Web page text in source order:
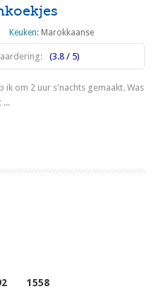
Keuken: Marokkaanse
(3.8 / 5)
om 2 uur s'nachts gemaakt. Was
...
1558